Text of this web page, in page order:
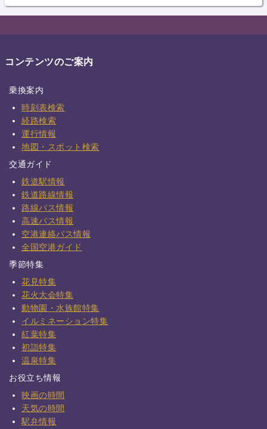
コンテンツのご案内
乗換案内
時刻表検索
経路検索
運行情報
地図・スポット検索
交通ガイド
鉄道駅情報
鉄道路線情報
路線バス情報
高速バス情報
空港連絡バス情報
全国空港ガイド
季節特集
花見特集
花火大会特集
動物園・水族館特集
イルミネーション特集
紅葉特集
初詣特集
温泉特集
お役立ち情報
映画の時間
天気の時間
駅弁情報